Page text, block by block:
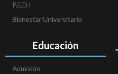
P.E.D.I
Bienestar Universitario
Educación
Admisión